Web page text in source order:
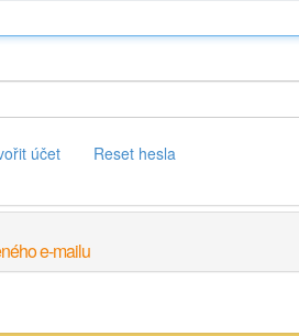
účet Reset hesla
e-mailu